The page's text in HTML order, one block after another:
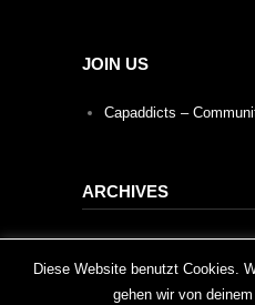
JOIN US
Capaddicts –
ARCHIVES
Archives
This website uses cookies to
assume you're ok with this,
Diese Website benutzt Cookies.
gehen wir von